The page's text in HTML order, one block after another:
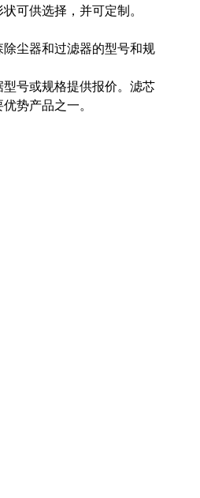
可供选择，并可定制。
尘器和过滤器的型号和规
号或规格提供报价。滤芯
势产品之一。